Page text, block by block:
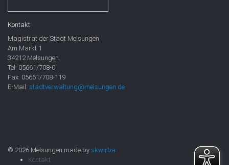
Kontakt
Magistrat der Stadt Melsungen
Am Markt 1
34212 Melsungen
Tel: 05661/708-0
Fax: 05661/708-119
E-Mail: stadtverwaltung@melsungen.de
© 2026 Melsungen made by skwirba
Kontakt